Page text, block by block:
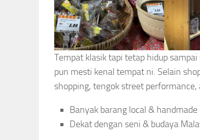
Tempat klasik tapi tetap hidup
pun mesti kenal tempat ni. Selain
shopping, tengok street
Banyak barang local & handmade
Dekat dengan seni & budaya